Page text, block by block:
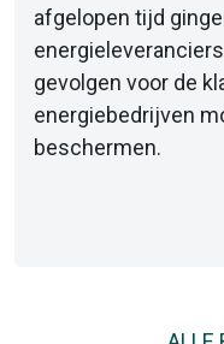
afgelopen tijd
gevolgen voor de
energiebedrijven
beschermen.